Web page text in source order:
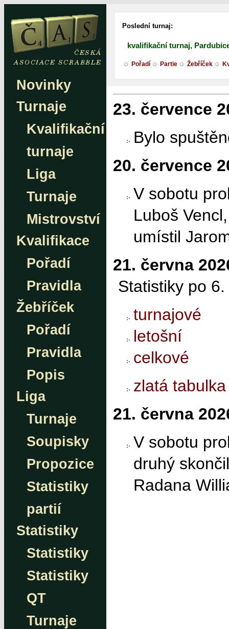
Novinky
Turnaje
Kvalifikační
turnaje
Liga
Turnaje
Mistrovství
Kvalifikace
Pořadí
Pravidla
Žebříček
Pořadí
Pravidla
Popis
Liga
Turnaje
Soupisky
Propozice
Statistiky
partií
Statistiky
Statistiky
Statistiky
QT
Turnaje
Poslední turnaj:
kvalifikační turnaj,
Pořadí Partie Žebříček
23. července
Bylo
20. července
V sobotu
Luboš
umístil
21. června
Statistiky po
turnajové
letošní
celkové
zlatá tabulka
21. června
V sobotu
druhý
Radana